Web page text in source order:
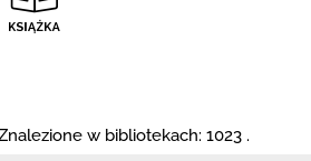
w bibliotekach: 1023 .